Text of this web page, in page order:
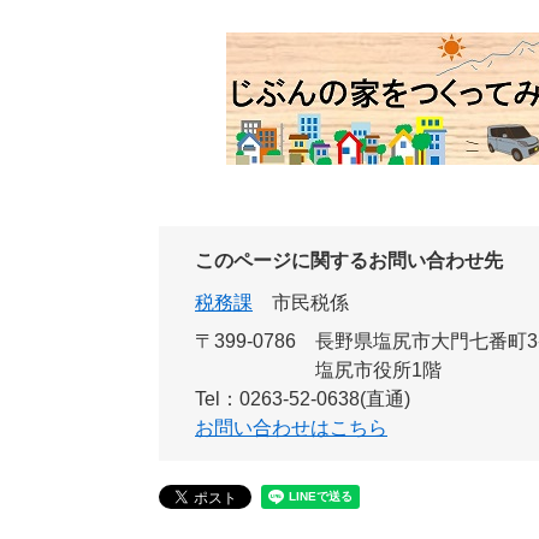
このページに関するお問い合わせ先
税務課
市民税係
〒399-0786
長野県塩尻市大門七番町
塩尻市役所1階
Tel：0263-52-0638(直通)
お問い合わせはこちら